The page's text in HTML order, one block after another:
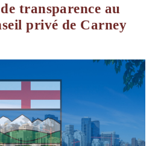
transparence au
privé de Carney